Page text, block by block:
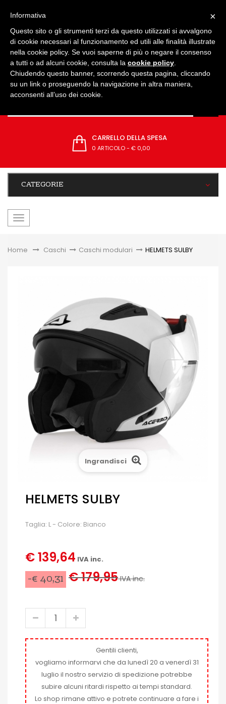
CARRELLO DELLA SPESA
0 ARTICOLO- € 0,00
CATEGORIE
navigazione
Home &gt;Caschi > Caschi modulari > HELMETS SULBY
Ingrandisci
HELMETS SULBY
Taglia: L - Colore: Bianco
€ 139,64 IVA inc.
-€ 40,31 € 179,95IVA inc.
Gentili clienti,
vogliamo informarvi che da lunedì 20 a venerdì 31
luglio il nostro servizio di spedizione potrebbe
subire alcuni ritardi rispetto ai tempi standard.
Lo shop rimane attivo e potrete continuare a fare i
×
Informativa
Questo sito o gli strumenti terzi da questo utilizzati si avvalgono
di cookie necessari al funzionamento ed utili alle finalità illustrate
nella cookie policy. Se vuoi saperne di più o negare il consenso
a tutti o ad alcuni cookie, consulta la cookie policy
Chiudendo questo banner, scorrendo questa pagina, cliccando
su un link o proseguendo la navigazione in altra maniera,
acconsenti all’uso dei cookie.